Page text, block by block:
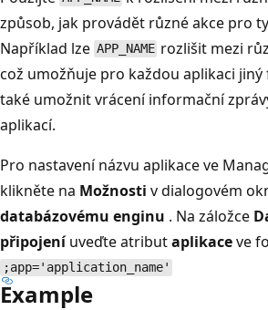
způsob, jak provádět různé akce pro
Například lze APP_NAME rozlišit mezi
což umožňuje pro každou aplikaci
také umožnit vrácení informační
aplikací.
Pro nastavení názvu aplikace ve
klikněte na Možnosti v dialogovém
databázovému enginu . Na záložce
připojeníuveďte atributaplikaceve
;app='application_name'
Example